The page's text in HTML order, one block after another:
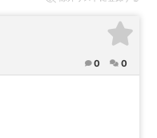
0 0